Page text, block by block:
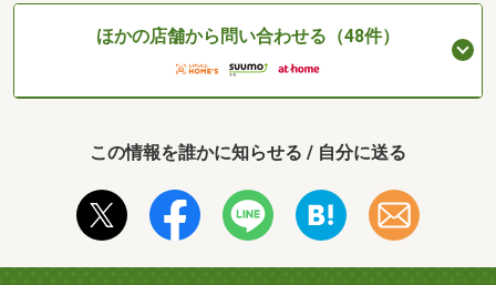
ほかの店舗から問い合わせる（48件）
この情報を誰かに知らせる / 自分に送る